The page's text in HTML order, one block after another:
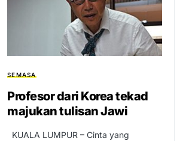
SEMASA
Profesor dari Korea tekad
majukan tulisan Jawi
KUALA LUMPUR – Cinta yang